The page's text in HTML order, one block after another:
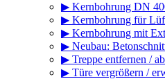
▶ Kernbohrung DN
▶ Kernbohrung für
▶ Kernbohrung mit
▶ Neubau:
▶ Treppe entfernen /
▶ Türe vergrößern /